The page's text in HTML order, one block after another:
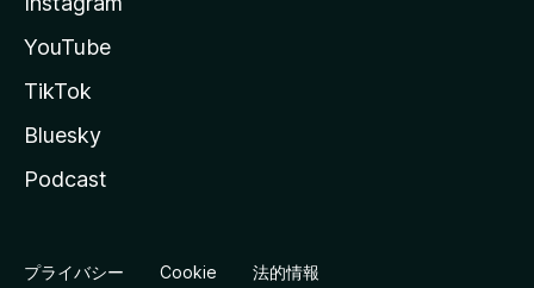
YouTube
TikTok
Bluesky
Podcast
プライバシー Cookie 法的情報